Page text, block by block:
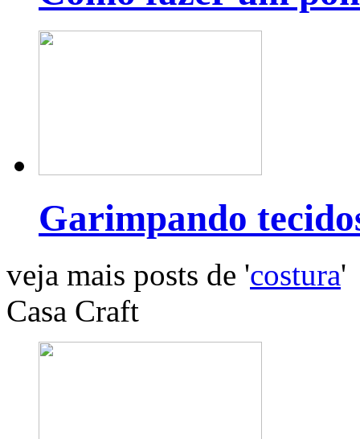
Garimpando
veja mais posts de 'costura'
Casa Craft